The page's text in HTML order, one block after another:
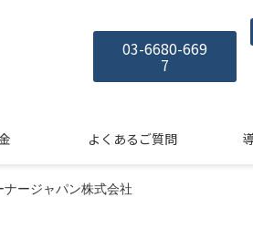
03-6680-669
7
よくあるご質問
ナージャパン株式会社